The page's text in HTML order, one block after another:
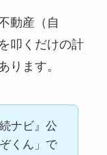
動産（自
叩くだけの計
ります。
ナビ』公
くん」で